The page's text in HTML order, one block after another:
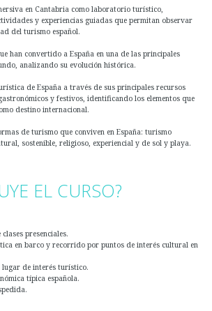
en Cantabria como laboratorio turístico,
y experiencias guiadas que permitan observar
del turismo español.
han convertido a España en una de las principales
analizando su evolución histórica.
de España a través de sus principales recursos
y festivos, identificando los elementos que
destino internacional.
de turismo que conviven en España: turismo
sostenible, religioso, experiencial y de sol y playa.
EL CURSO?
presenciales.
en barco y recorrido por puntos de interés cultural en
lugar de interés turístico.
típica española.